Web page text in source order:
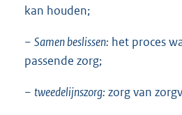
kan houden;
− Samen beslissen: het proces
passende zorg;
− tweedelijnszorg: zorg van